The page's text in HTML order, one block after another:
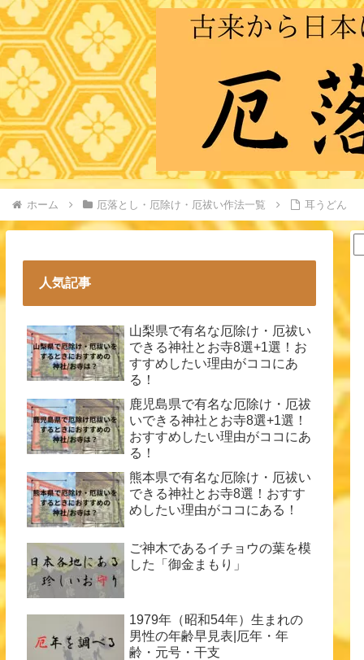
ホーム 厄落とし・厄除け・厄祓い作法一覧 耳うどん
人気記事
山梨県で有名な厄除け・厄祓い
できる神社とお寺8選+1選！お
すすめしたい理由がココにあ
る！
鹿児島県で有名な厄除け・厄祓
いできる神社とお寺8選+1選！
おすすめしたい理由がココにあ
る！
熊本県で有名な厄除け・厄祓い
できる神社とお寺8選！おすす
めしたい理由がココにある！
ご神木であるイチョウの葉を模
した「御金まもり」
1979年（昭和54年）生まれの
男性の年齢早見表|厄年・年
齢・元号・干支